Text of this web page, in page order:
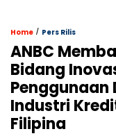
Home / Pers Rilis
ANBC
Bidang
Penggunaan
Industri
Filipina